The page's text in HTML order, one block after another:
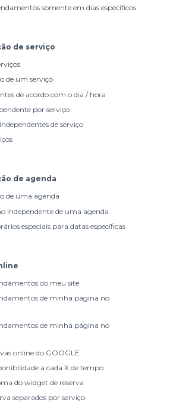
somente em dias específicos
de serviço
de um serviço
de acordo com o dia / hora
por serviço
de serviço
de agenda
de uma agenda
independente de uma agenda
especiais para datas específicas
do meu site
de minha página no
de minha página no
online do GOOGLE
a cada X de tempo
do widget de reserva
separados por serviço